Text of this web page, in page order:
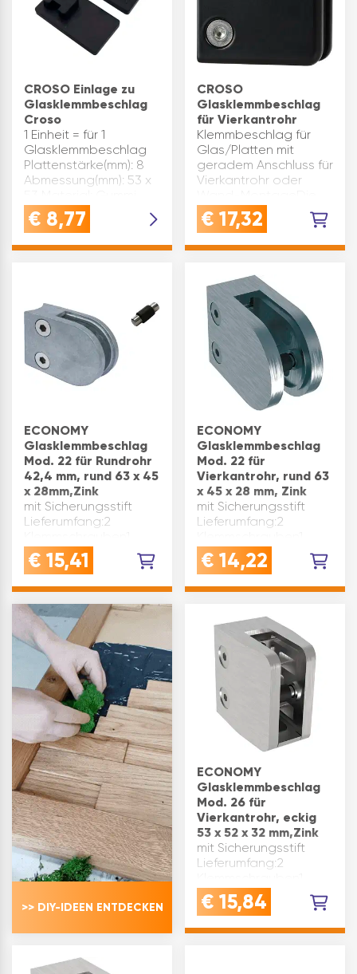
CROSO Einlage zu
Glasklemmbeschlag
Croso
1 Einheit = für 1
Glasklemmbeschlag
Plattenstärke(mm): 8
Abmessung(mm): 53 x
Ausführung: eckig
Marke: Croso
€ 8,77
CROSO
Glasklemmbeschlag
für Vierkantrohr
Klemmbeschlag für
Glas/Platten mit
geradem Anschluss für
Vierkantrohr oder
Klemmbefestigung
wird OHNE
geliefert - diese ist
separat nach
Glasstärke/Plattenstärke
(8-10 …
€ 17,32
ECONOMY
Glasklemmbeschlag
Mod. 22 für Rundrohr
42,4 mm, rund 63 x 45
x 28mm,Zink
mit Sicherungsstift
Lieferumfang:2
Sicherungsstifto h n e
Gummieinlagen
45 x 26-28
Verwendung: Rundrohr
42,4 mm Marke:
Economy
Plattenstärke(mm): 8 –
10,76…
€ 15,41
ECONOMY
Glasklemmbeschlag
Mod. 22 für
Vierkantrohr, rund 63
x 45 x 28 mm, Zink
mit Sicherungsstift
Lieferumfang:2
Sicherungsstifto h n e
Gummieinlagen Marke:
roh Abmessung(mm):
rund
Plattenstärke(mm): 8 –
10,7…
€ 14,22
>> DIY-IDEEN ENTDECKEN
ECONOMY
Glasklemmbeschlag
Mod. 26 für
Vierkantrohr, eckig
53 x 52 x 32 mm,Zink
mit Sicherungsstift
Lieferumfang:2
Sicherungsstift1
Einlegewinkelo h n e
Verwendung:
€ 15,84